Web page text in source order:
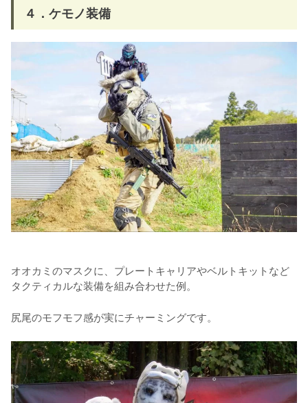
４．ケモノ装備
オオカミのマスクに、プレートキャリアやベルトキットなど
タクティカルな装備を組み合わせた例。
尻尾のモフモフ感が実にチャーミングです。